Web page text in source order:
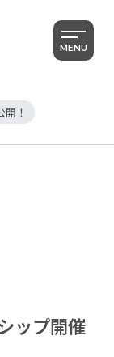
MENU
！
ップ開催